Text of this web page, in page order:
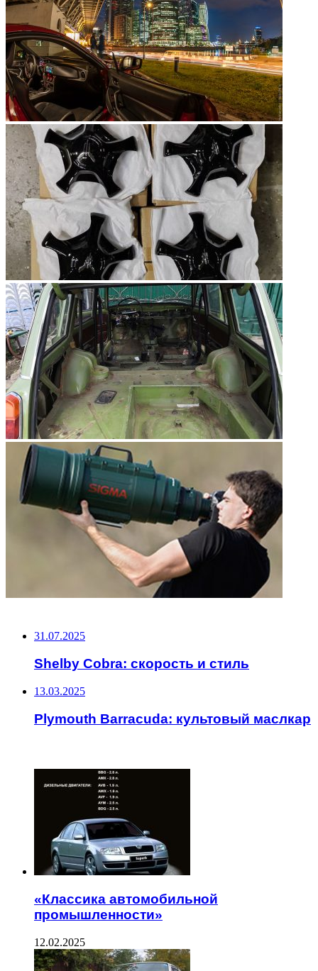
31.07.2025
Shelby Cobra: скорость и стиль
13.03.2025
Plymouth Barracuda: культовый маслкар
«Классика автомобильной
промышленности»
12.02.2025